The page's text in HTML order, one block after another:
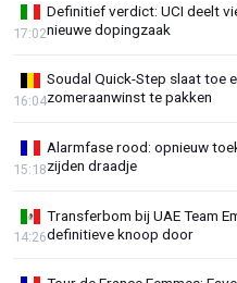
Definitief verdict: UCI deelt
nieuwe dopingzaak
17:02
Soudal Quick-Step slaat toe
zomeraanwinst te pakken
16:04
Alarmfase rood: opnieuw
zijden draadje
15:18
Transferbom bij UAE Team
definitieve knoop door
14:26